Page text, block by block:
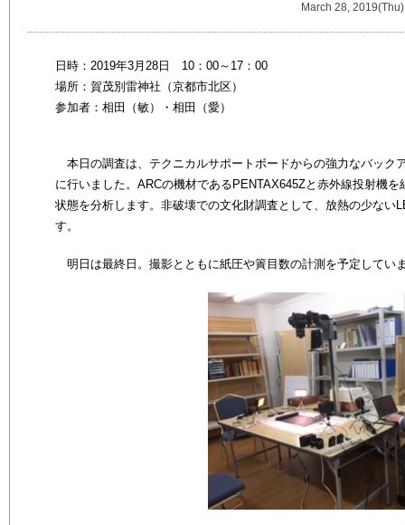
March 28, 2019(Thu)
日時：2019年3月28日 10：00～17：00
場所：賀茂別雷神社（京都市北区）
参加者：相田（敏）・ 相田（愛）
本日の調査は、 テクニカルサポートボードからの強力なバック
に行いました。 ARCの機材であるPENTAX645Zと赤外線投射機
状態を分析します。非破壊での文化財調査として、放熱の少ない
す。
明日は最終日。撮影とともに紙圧や簀目数の計測を予定してい